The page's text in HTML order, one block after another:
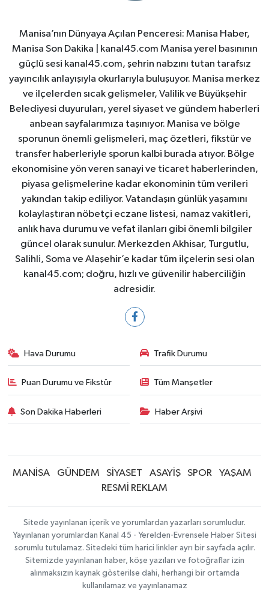
Manisa’nın Dünyaya Açılan Penceresi: Manisa Haber,
Manisa Son Dakika | kanal45.com Manisa yerel basınının
güçlü sesi kanal45.com, şehrin nabzını tutan tarafsız
yayıncılık anlayışıyla okurlarıyla buluşuyor. Manisa merkez
ve ilçelerden sıcak gelişmeler, Valilik ve Büyükşehir
Belediyesi duyuruları, yerel siyaset ve gündem haberleri
anbean sayfalarımıza taşınıyor. Manisa ve bölge
sporunun önemli gelişmeleri, maç özetleri, fikstür ve
transfer haberleriyle sporun kalbi burada atıyor. Bölge
ekonomisine yön veren sanayi ve ticaret haberlerinden,
piyasa gelişmelerine kadar ekonominin tüm verileri
yakından takip ediliyor. Vatandaşın günlük yaşamını
kolaylaştıran nöbetçi eczane listesi, namaz vakitleri,
anlık hava durumu ve vefat ilanları gibi önemli bilgiler
güncel olarak sunulur. Merkezden Akhisar, Turgutlu,
Salihli, Soma ve Alaşehir’e kadar tüm ilçelerin sesi olan
kanal45.com; doğru, hızlı ve güvenilir haberciliğin
adresidir.
Hava Durumu Trafik Durumu
Puan Durumu ve Fikstür Tüm Manşetler
Son Dakika Haberleri Haber Arşivi
MANİSA GÜNDEM SİYASET ASAYİŞ SPOR
YAŞAM
RESMİ REKLAM
Sitede yayınlanan içerik ve yorumlardan yazarları sorumludur.
Yayınlanan yorumlardan Kanal 45 - Yerelden-Evrensele Haber Sitesi
sorumlu tutulamaz. Sitedeki tüm harici linkler ayrı bir sayfada açılır.
Sitemizde yayınlanan haber, köşe yazıları ve fotoğraflar izin
alınmaksızın kaynak gösterilse dahi, herhangi bir ortamda
kullanılamaz ve yayınlanamaz